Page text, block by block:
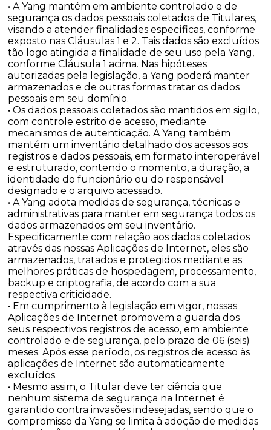
• A Yang mantém em ambiente controlado e de
segurança os dados pessoais coletados de Titulares,
visando a atender finalidades específicas, conforme
exposto nas Cláusulas 1 e 2. Tais dados são excluídos
tão logo atingida a finalidade de seu uso pela Yang,
conforme Cláusula 1 acima. Nas hipóteses
autorizadas pela legislação, a Yang poderá manter
armazenados e de outras formas tratar os dados
pessoais em seu domínio.
• Os dados pessoais coletados são mantidos em sigilo,
com controle estrito de acesso, mediante
mecanismos de autenticação. A Yang também
mantém um inventário detalhado dos acessos aos
registros e dados pessoais, em formato interoperável
e estruturado, contendo o momento, a duração, a
identidade do funcionário ou do responsável
designado e o arquivo acessado.
• A Yang adota medidas de segurança, técnicas e
administrativas para manter em segurança todos os
dados armazenados em seu inventário.
Especificamente com relação aos dados coletados
através das nossas Aplicações de Internet, eles são
armazenados, tratados e protegidos mediante as
melhores práticas de hospedagem, processamento,
backup e criptografia, de acordo com a sua
respectiva criticidade.
• Em cumprimento à legislação em vigor, nossas
Aplicações de Internet promovem a guarda dos
seus respectivos registros de acesso, em ambiente
controlado e de segurança, pelo prazo de 06 (seis)
meses. Após esse período, os registros de acesso às
aplicações de Internet são automaticamente
excluídos.
• Mesmo assim, o Titular deve ter ciência que
nenhum sistema de segurança na Internet é
garantido contra invasões indesejadas, sendo que o
compromisso da Yang se limita à adoção de medidas